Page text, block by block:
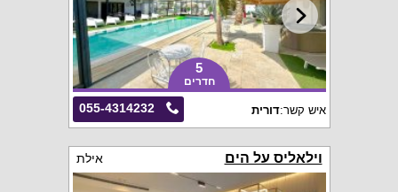
5
חדרים
055-4314232 איש קשר:דורית
וילאליס על הים אילת